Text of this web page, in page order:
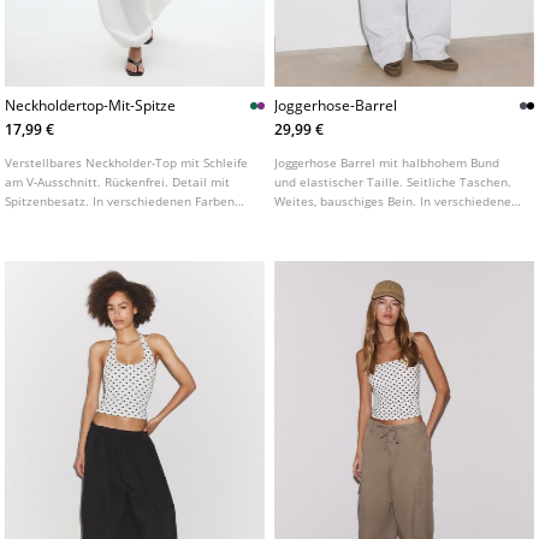
Neckholdertop-Mit-Spitze
17,99 €
Verstellbares Neckholder-Top mit Schleife
am V-Ausschnitt. Rückenfrei. Detail mit
Spitzenbesatz. In verschiedenen Farben
Joggerhose-Barrel
29,99 €
Joggerhose Barrel mit halbhohem Bund
und elastischer Taille. Seitliche Taschen.
Weites, bauschiges Bein. In verschiedenen